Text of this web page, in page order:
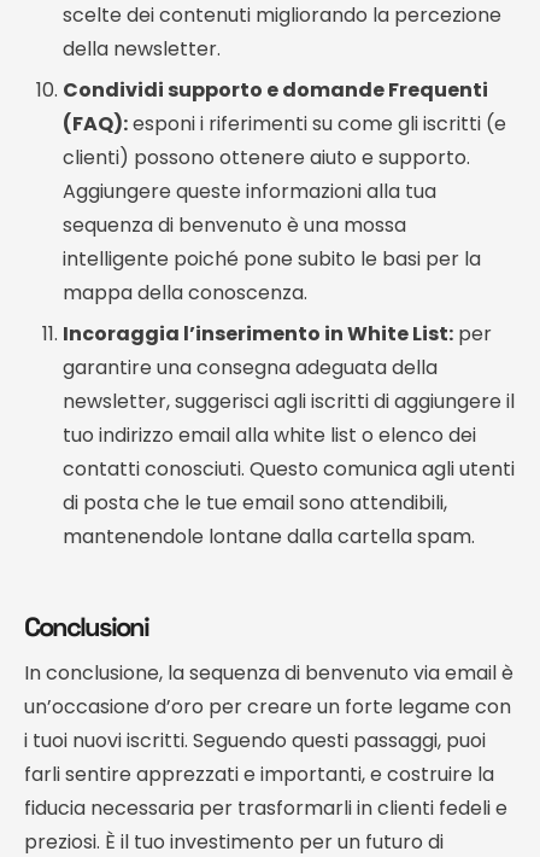
scelte dei contenuti migliorando la percezione
della newsletter.
Condividi supporto e domande Frequenti
(FAQ):esponi i riferimenti su come gli iscritti (e
clienti) possono ottenere aiuto e supporto.
Aggiungere queste informazioni alla tua
sequenza di benvenuto è una mossa
intelligente poiché pone subito le basi per la
mappa della conoscenza.
Incoraggia l’inserimento in White List: per
garantire una consegna adeguata della
newsletter, suggerisci agli iscritti di aggiungere il
tuo indirizzo email alla white list o elenco dei
contatti conosciuti. Questo comunica agli utenti
di posta che le tue email sono attendibili,
mantenendole lontane dalla cartella spam.
Conclusioni
In conclusione, la sequenza di benvenuto via email è
un’occasione d’oro per creare un forte legame con
i tuoi nuovi iscritti. Seguendo questi passaggi, puoi
farli sentire apprezzati e importanti, e costruire la
fiducia necessaria per trasformarli in clienti fedeli e
preziosi. È il tuo investimento per un futuro di